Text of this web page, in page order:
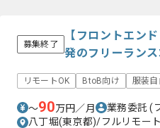
募集終了
【フロントエン
発のフリーラン
リモートOK BtoB向け 服装自
〜90万円／月 業務委託(
八丁堀(東京都)/フルリモート